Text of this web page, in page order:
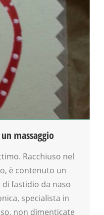
massaggio
Racchiuso nel
è contenuto un
fastidio da naso
specialista in
non dimenticate